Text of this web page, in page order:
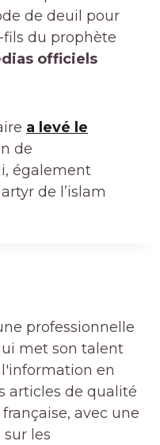
de deuil pour
fils du prophète
officiels
a levé le
de
également
de l’islam
professionnelle
met son talent
en
articles de qualité
avec une
les